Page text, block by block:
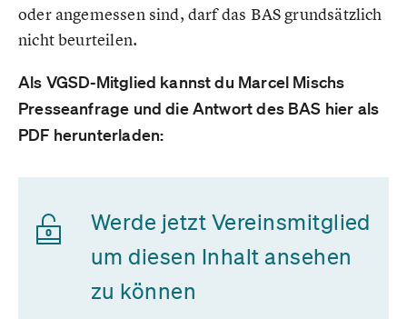
oder angemessen sind, darf das BAS grundsätzlich
nicht beurteilen.
Als VGSD-Mitglied kannst du Marcel Mischs
Presseanfrage und die Antwort des BAS hier als
PDF herunterladen:
Werde jetzt Vereinsmitglied
um diesen Inhalt ansehen
zu können